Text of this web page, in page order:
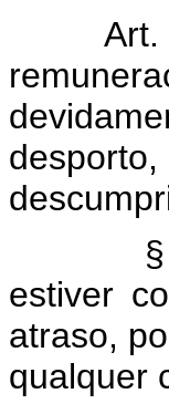
Art. 22.
§ 1º A
estiver
atraso,
qualquer